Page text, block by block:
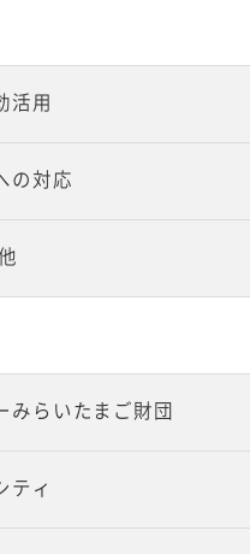
活用
の対応
みらいたまご財団
ティ